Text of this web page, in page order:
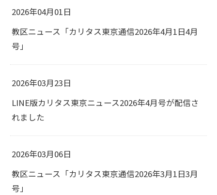
2026年04月01日
教区ニュース「カリタス東京通信2026年4月1日4月
号」
2026年03月23日
LINE版カリタス東京ニュース2026年4月号が配信さ
れました
2026年03月06日
教区ニュース「カリタス東京通信2026年3月1日3月
号」